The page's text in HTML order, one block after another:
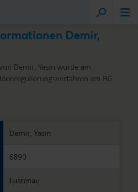
Demir,
Demir, Yasin wurde am
am BG
Demir, Yasin
6890
Lustenau